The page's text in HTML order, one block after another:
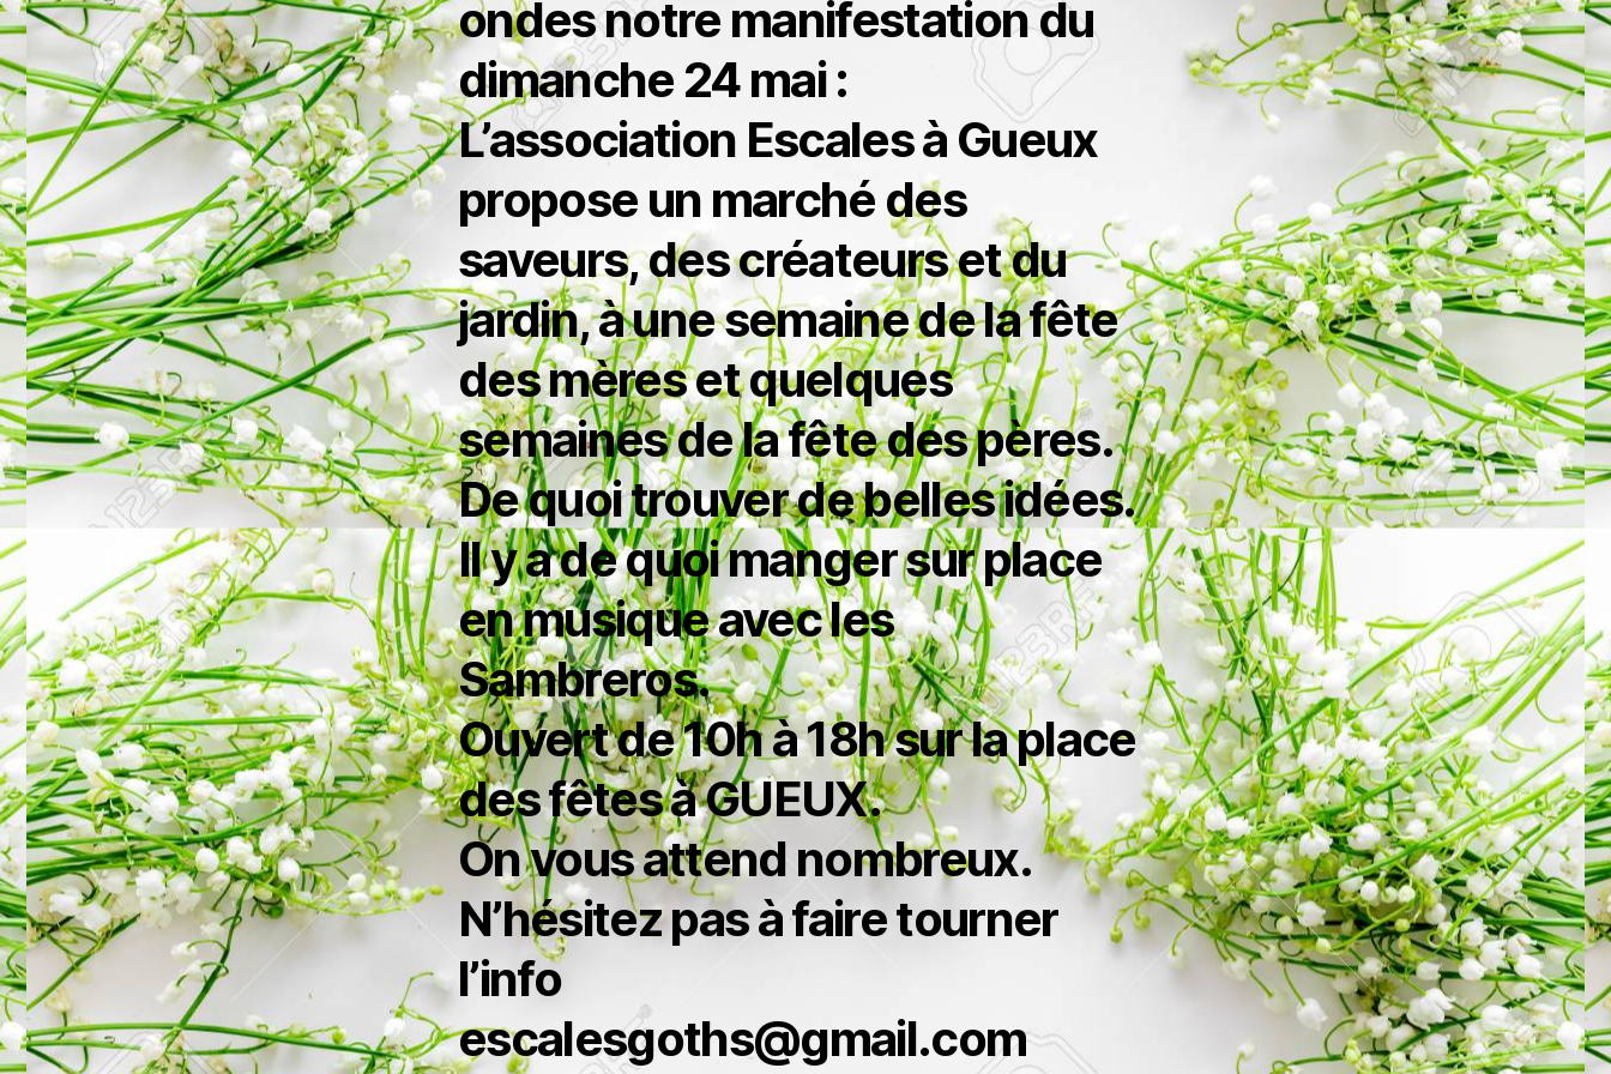
ondes notre manifestation du
dimanche 24 mai :
L’association Escales à Gueux
propose un marché des
saveurs, des créateurs et du
jardin, à une semaine de la fête
des mères et quelques
semaines de la fête des pères.
De quoi trouver de belles idées.
Il y a de quoi manger sur place
en musique avec les
Sambreros.
Ouvert de 10h à 18h sur la place
des fêtes à GUEUX.
On vous attend nombreux.
N’hésitez pas à faire tourner
l’info
escalesgoths@gmail.com